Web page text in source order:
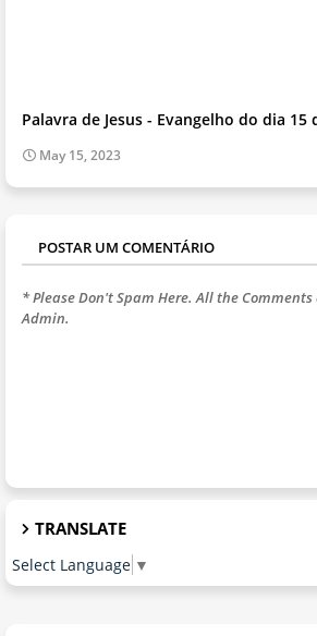
Palavra de Jesus - Evangelho do dia 15
May 15, 2023
POSTAR UM COMENTÁRIO
* Please Don't Spam Here. All the Comments
Admin.
TRANSLATE
Select Language ▼